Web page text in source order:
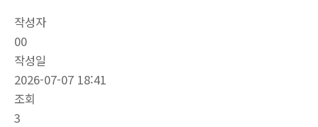
작성자
00
작성일
2026-07-07 18:41
조회
3